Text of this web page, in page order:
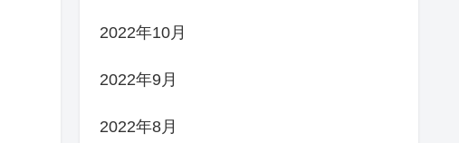
2022年10月
2022年9月
2022年8月